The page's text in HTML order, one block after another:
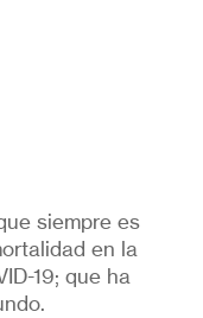
siempre es
en la
19; que ha